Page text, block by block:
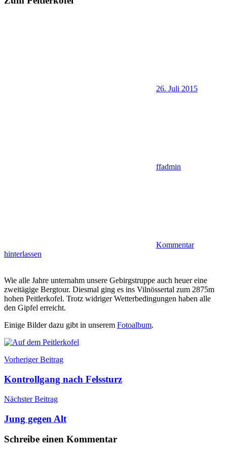
26. Juli 2015
ffadmin
Kommentar
hinterlassen
Wie alle Jahre unternahm unsere Gebirgstruppe auch heuer eine
zweitägige Bergtour. Diesmal ging es ins Vilnössertal zum 2875m
hohen Peitlerkofel. Trotz widriger Wetterbedingungen haben alle
den Gipfel erreicht.
Einige Bilder dazu gibt in unserem Fotoalbum.
Allgemein
BergtourPeitlerkofel
Beitragsnavigation
Vorheriger Beitrag
Kontrollgang nach Felssturz
Nächster Beitrag
Jung gegen Alt
Schreibe einen Kommentar